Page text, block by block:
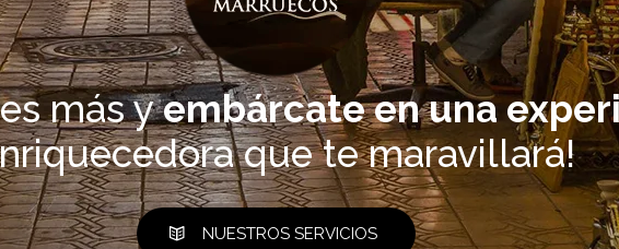
más yembárcate en una
que te maravillará!
NUESTROS SERVICIOS